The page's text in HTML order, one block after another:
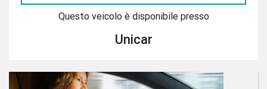
Questo veicolo è disponibile presso
Unicar